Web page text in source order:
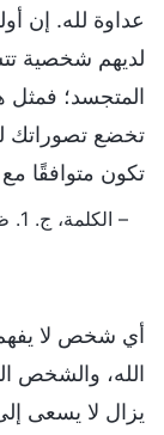
عداوة لله. إن
لديهم شخصية
المتجسد؛ فمثل
تخضع تصوراتك
تكون متوافقًا
–
أي شخص لا
الله، والشخص
يزال لا يسعى